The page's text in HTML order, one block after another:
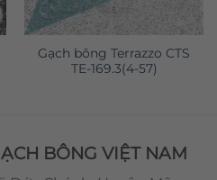
Gạch bông Terrazzo CTS
TE-169.3(4-57)
BÔNG VIỆT NAM